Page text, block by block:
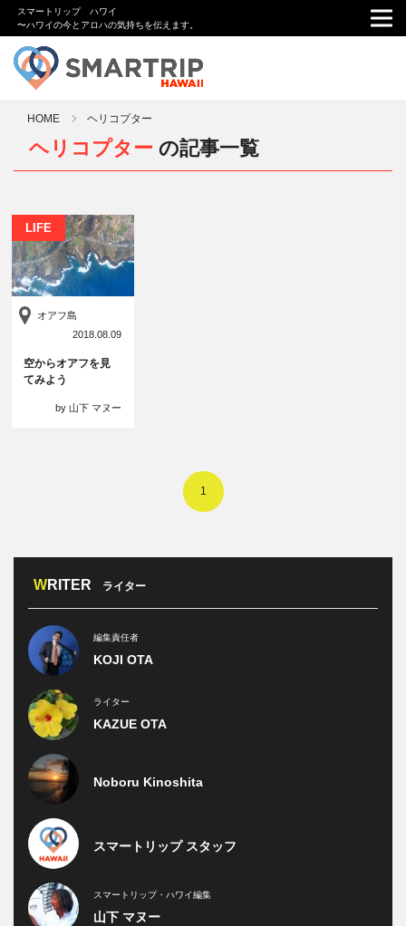
スマートリップ ハワイ
〜ハワイの今とアロハの気持ちを伝えます。
HOME ヘリコプター
ヘリコプター の記事一覧
LIFE
オアフ島
2018.08.09
空からオアフを見
てみよう
by 山下 マヌー
1
WRITER ライター
編集責任者
KOJI OTA
ライター
KAZUE OTA
Noboru Kinoshita
スマートリップ スタッフ
スマートリップ・ハワイ編集
山下 マヌー